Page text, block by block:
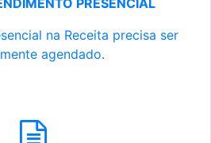
PRESENCIAL
na Receita precisa ser
agendado.